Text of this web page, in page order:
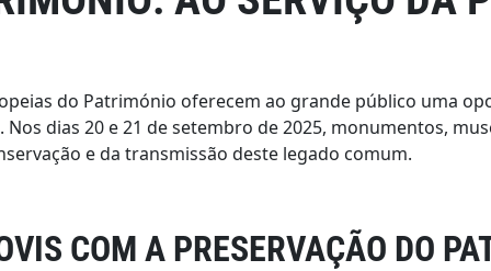
do Património oferecem ao grande público uma
dias 20 e 21 de setembro de 2025, monumentos,
e da transmissão deste legado comum.
COM A PRESERVAÇÃO DO